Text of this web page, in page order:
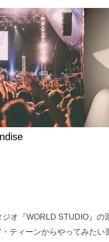
オ『WORLD STUDIO』の
ティーンからやってみた